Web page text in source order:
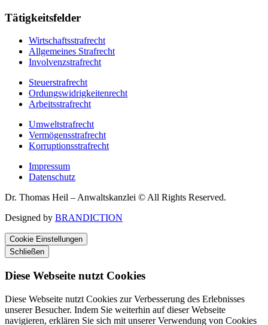
Tätigkeitsfelder
Wirtschaftsstrafrecht
Allgemeines Strafrecht
Involvenzstrafrecht
Steuerstrafrecht
Ordungswidrigkeitenrecht
Arbeitsstrafrecht
Umweltstrafrecht
Vermögensstrafrecht
Korruptionsstrafrecht
Impressum
Datenschutz
Dr. Thomas Heil – Anwaltskanzlei © All Rights Reserved.
Designed by BRANDICTION
Cookie Einstellungen
Schließen
Diese Webseite nutzt Cookies
Diese Webseite nutzt Cookies zur Verbesserung des Erlebnisses
unserer Besucher. Indem Sie weiterhin auf dieser Webseite
navigieren, erklären Sie sich mit unserer Verwendung von Cookies